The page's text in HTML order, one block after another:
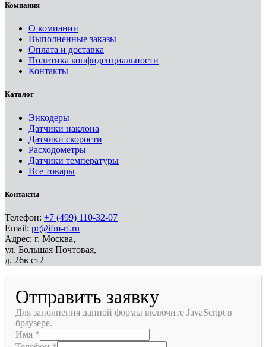
Компания
О компании
Выполненные заказы
Оплата и доставка
Политика конфиденциальности
Контакты
Каталог
Энкодеры
Датчики наклона
Датчики скорости
Расходометры
Датчики температуры
Все товары
Контакты
Телефон: +7 (499) 110-32-07
Email: pr@ifm-rf.ru
Адрес: г. Москва,
ул. Большая Почтовая,
д. 26в ст2
Отправить заявку
Для заполнения данной формы включите JavaScript в
браузере.
Имя *